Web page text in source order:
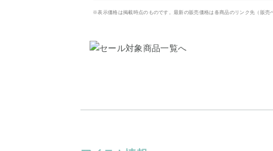
※表示価格は掲載時点のものです。最新の販売価格は各商品のリンク先（販売